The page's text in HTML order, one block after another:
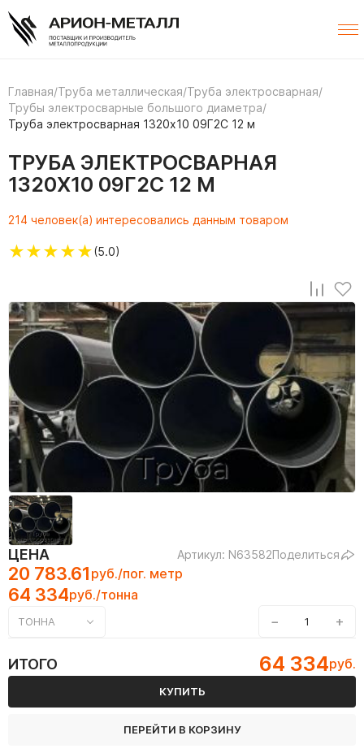
Главная/Труба металлическая/Труба электросварная/
Трубы электросварные большого диаметра/
Труба электросварная 1320х10 09Г2С 12 м
ТРУБА ЭЛЕКТРОСВАРНАЯ
1320Х10 09Г2С 12 М
214 человек(а) интересовались данным товаром
★★★★★(5.0)
ЦЕНА Артикул: N63582Поделиться
20 783.61 руб./пог. метр
64 334руб./тонна
ТОННА − +
ИТОГО 64 334руб.
КУПИТЬ
ПЕРЕЙТИ В КОРЗИНУ